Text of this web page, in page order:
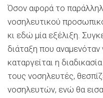
Όσον αφορά το
νοσηλευτικού
κι εδώ μία εξέλιξη.
διάταξη που
καταργείται η
τους νοσηλευτές,
νοσηλευτών, ενώ θα